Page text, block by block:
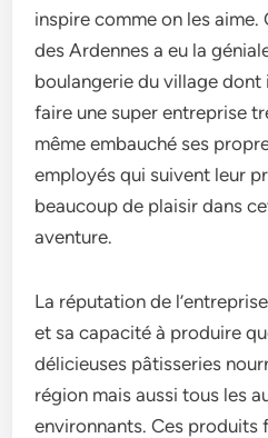
inspire comme on les
des Ardennes a eu la
boulangerie du village dont
faire une super entreprise
même embauché ses
employés qui suivent leur
beaucoup de plaisir dans
aventure.
La réputation de
et sa capacité à produire
délicieuses pâtisseries
région mais aussi tous les
environnants. Ces produits